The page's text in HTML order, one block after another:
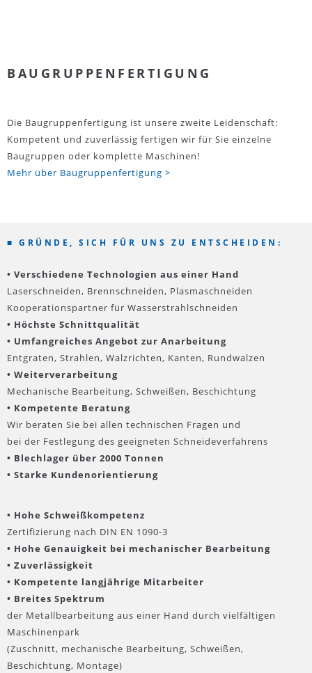
BAUGRUPPENFERTIGUNG
Die Baugruppenfertigung ist unsere zweite Leidenschaft:
Kompetent und zuverlässig fertigen wir für Sie einzelne
Baugruppen oder komplette Maschinen!
Mehr über Baugruppenfertigung >
■ GRÜNDE, SICH FÜR UNS ZU ENTSCHEIDEN:
• Verschiedene Technologien aus einer Hand
Laserschneiden, Brennschneiden, Plasmaschneiden
Kooperationspartner für Wasserstrahlschneiden
• Höchste Schnittqualität
• Umfangreiches Angebot zur Anarbeitung
Entgraten, Strahlen, Walzrichten, Kanten, Rundwalzen
• Weiterverarbeitung
Mechanische Bearbeitung, Schweißen, Beschichtung
• Kompetente Beratung
Wir beraten Sie bei allen technischen Fragen und
bei der Festlegung des geeigneten Schneideverfahrens
• Blechlager über 2000 Tonnen
• Starke Kundenorientierung
• Hohe Schweißkompetenz
Zertifizierung nach DIN EN 1090-3
• Hohe Genauigkeit bei mechanischer Bearbeitung
• Zuverlässigkeit
• Kompetente langjährige Mitarbeiter
• Breites Spektrum
der Metallbearbeitung aus einer Hand durch vielfältigen
Maschinenpark
(Zuschnitt, mechanische Bearbeitung, Schweißen,
Beschichtung, Montage)